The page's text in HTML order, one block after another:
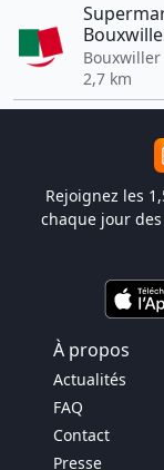
Bouxwiller
2,7 km
Rejoignez les
chaque jour
À propos
Actualités
FAQ
Contact
Presse